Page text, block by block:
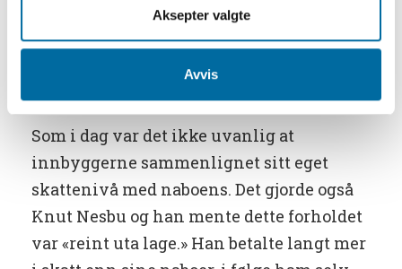
Aksepter valgte
Avvis
krunur.» 5000 kr. var en stor sum i 1915. Til
sammenligning var en gjennomsnittlig
årslønn for en industriarbeider dette året i
Som i dag var det ikke uvanlig at
innbyggerne sammenlignet sitt eget
skattenivå med naboens. Det gjorde også
Knut Nesbu og han mente dette forholdet
var «reint uta lage.» Han betalte langt mer